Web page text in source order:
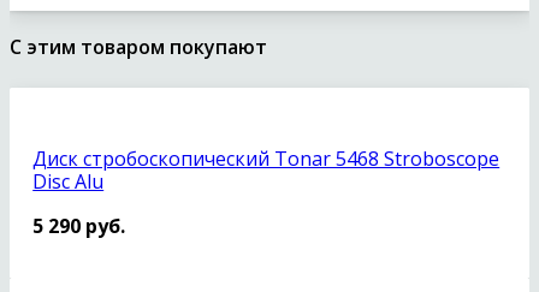
С этим товаром покупают
Диск стробоскопический Tonar 5468 Stroboscope
Disc Alu
5 290 руб.